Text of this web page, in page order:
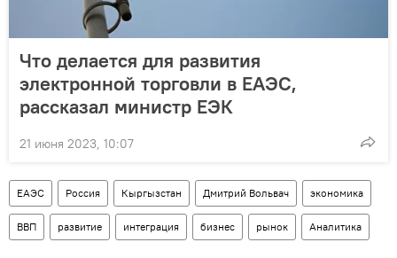
Что делается для развития
электронной торговли в ЕАЭС,
рассказал министр ЕЭК
21 июня 2023, 10:07
ЕАЭС Россия Кыргызстан Дмитрий Вольвач экономика
ВВП развитие интеграция бизнес рынок Аналитика